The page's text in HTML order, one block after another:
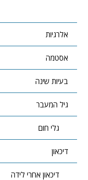
אלרגיות
אסטמה
בעיות שינה
גיל המעבר
גלי חום
דיכאון
דיכאון אחרי לידה